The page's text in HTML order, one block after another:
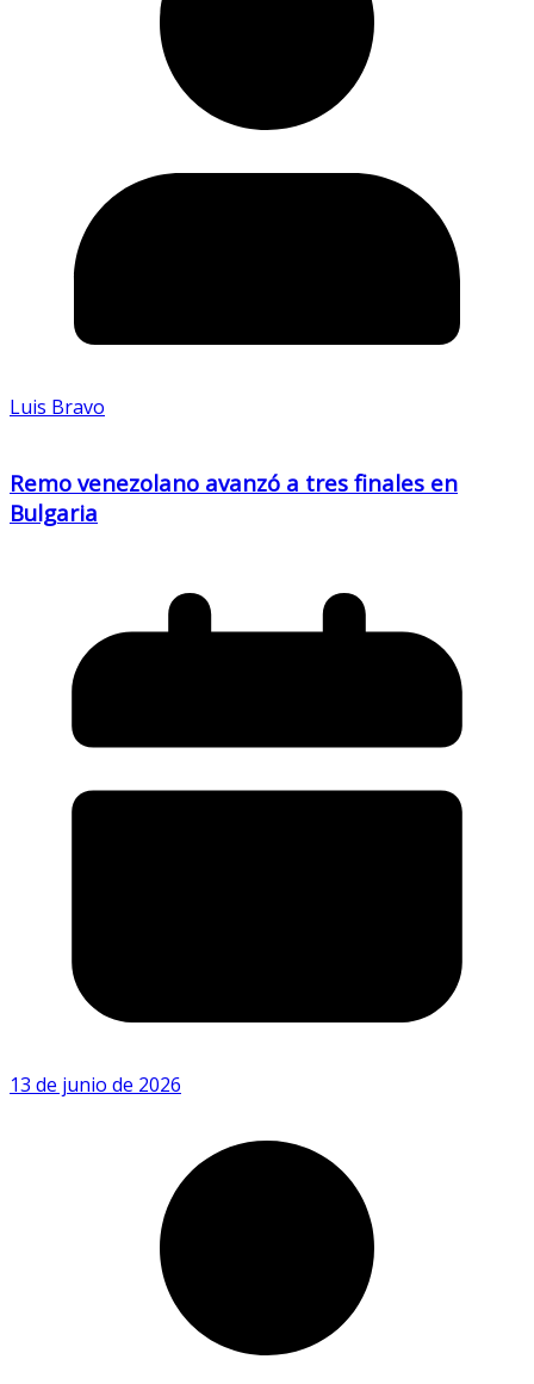
Luis Bravo
Remo venezolano avanzó a tres finales en
Bulgaria
13 de junio de 2026